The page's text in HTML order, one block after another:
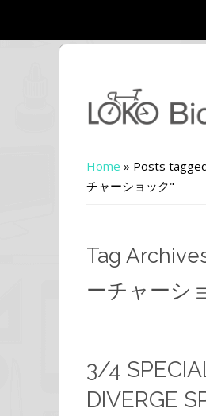
Home » Posts
チャーショック"
Tag
ーチャーシ
3/4
DIVERGE